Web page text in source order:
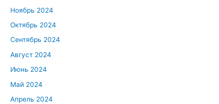
Ноябрь 2024
Октябрь 2024
Сентябрь 2024
Август 2024
Июнь 2024
Май 2024
Апрель 2024